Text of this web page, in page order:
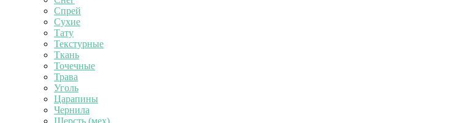
Спрей
Сухие
Тату
Текстурные
Ткань
Точечные
Трава
Уголь
Царапины
Чернила
Шерсть (мех)